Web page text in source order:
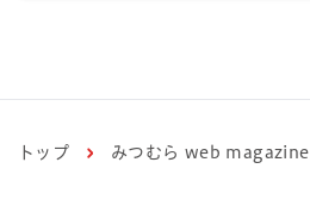
トップ みつむら web magazine